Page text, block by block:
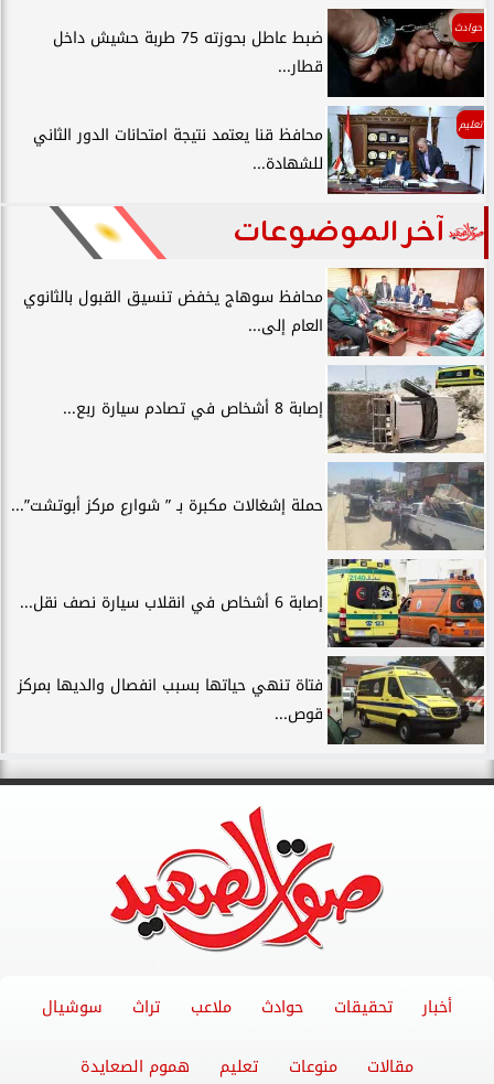
حوادث
ضبط عاطل بحوزته 75 طربة حشيش داخل
قطار...
تعليم
محافظ قنا يعتمد نتيجة امتحانات الدور الثاني
للشهادة...
آخر الموضوعات
محافظ سوهاج يخفض تنسيق القبول بالثانوي
العام إلى...
إصابة 8 أشخاص في تصادم سيارة ربع...
حملة إشغالات مكبرة بـ ” شوارع مركز أبوتشت”...
إصابة 6 أشخاص في انقلاب سيارة نصف نقل...
فتاة تنهي حياتها بسبب انفصال والديها بمركز
قوص...
أخبار تحقيقات حوادث ملاعب تراث سوشيال
مقالات منوعات تعليم هموم الصعايدة